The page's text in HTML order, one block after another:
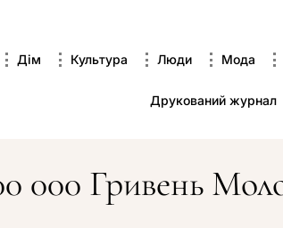
Дім Культура Люди Мода
Друкований журнал
000 Гривень